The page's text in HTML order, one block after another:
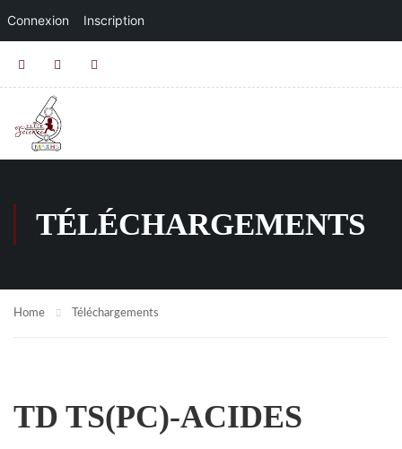
Connexion Inscription
TÉLÉCHARGEMENTS
Home Téléchargements
TD TS(PC)-ACIDES